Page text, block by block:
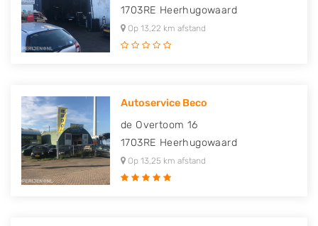
1703RE Heerhugowaard
Op 13,22 km afstand
Autoservice Beco
de Overtoom 16
1703RE Heerhugowaard
Op 13,25 km afstand